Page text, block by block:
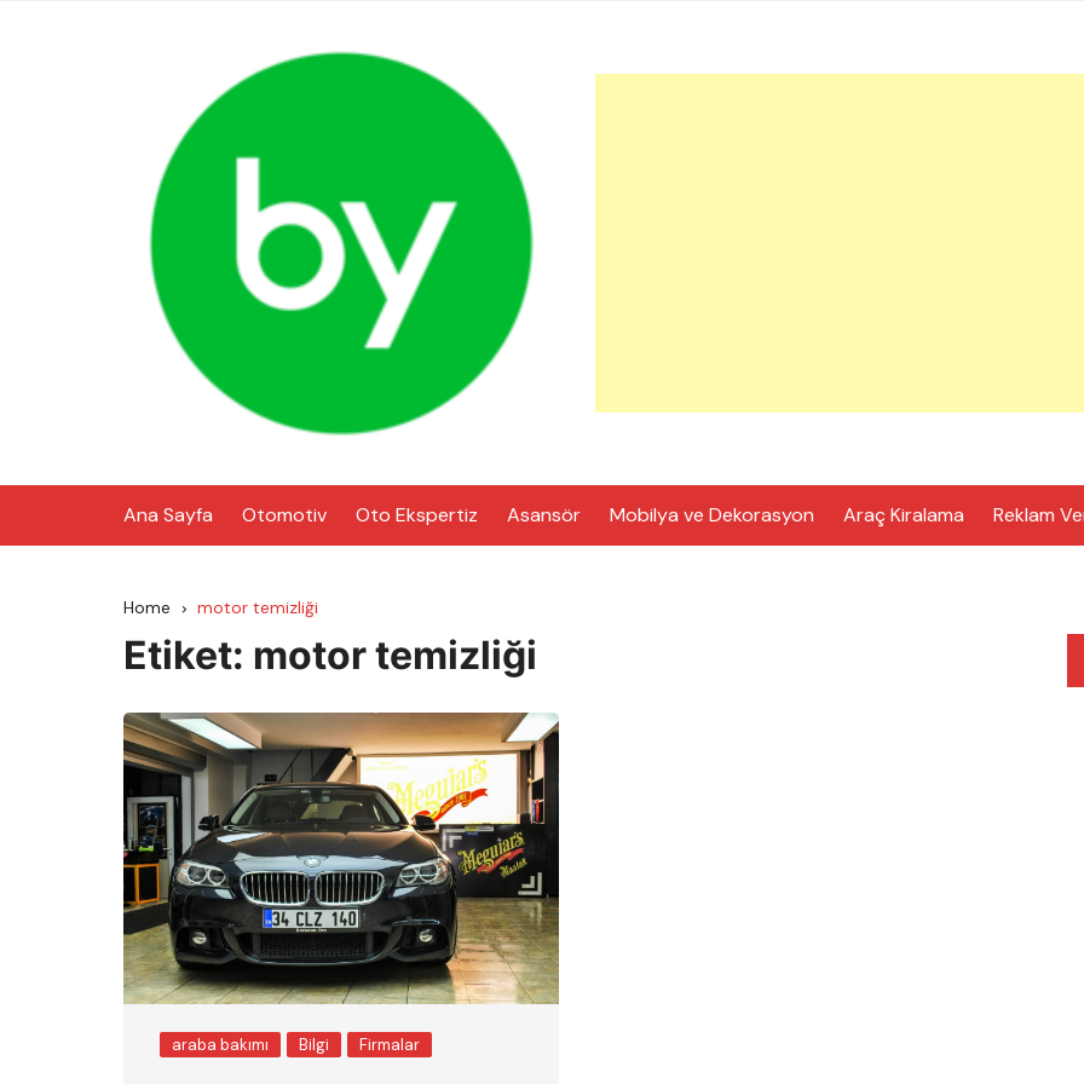
Ana Sayfa Otomotiv Oto Ekspertiz Asansör Mobilya ve Dekorasyon Araç Kiralama Reklam
Home motor temizliği
Etiket: motor temizliği
araba bakımı Bilgi Firmalar